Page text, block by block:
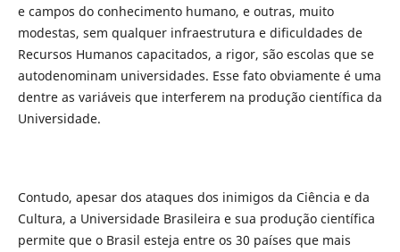
e campos do conhecimento humano, e outras, muito
modestas, sem qualquer infraestrutura e dificuldades de
Recursos Humanos capacitados, a rigor, são escolas que se
autodenominam universidades. Esse fato obviamente é uma
dentre as variáveis que interferem na produção científica da
Universidade.
Contudo, apesar dos ataques dos inimigos da Ciência e da
Cultura, a Universidade Brasileira e sua produção científica
permite que o Brasil esteja entre os 30 países que mais